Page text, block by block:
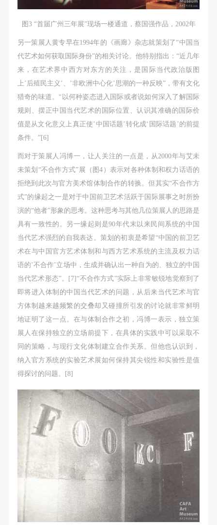
图3 “首届广州三年展”现场一楼通道，蔡国强作品，2002年
另一策展人黄专早在1994年的《画廊》杂志就策划了“中国当
代艺术如何获取国际身份”的相关讨论。他特别指出：“近几年
来，在艺术界中西方对东方的关注，是国际当代政治版图
上’后殖民主义’、’非欧洲中心化’思潮的一种反映”，带有文化
猎奇的味道。“以何种姿态进入国际或者说如何深入了解国际
规则、摆正中国当代艺术的国际位置、认识其准确的国际价
值是从文化意义上真正使’中国话题’转化成‘国际话题’的前提
条件。”[6]
而对于策展人冯博一，让人关注的一点是，从2000年与艾未
未策划“不合作方式”展（图4）表示对各种体制和权力话语的
拒绝到此次与官方美术馆体制合作的转换。但其实“不合作方
式”的缘起之一是对于中国前卫艺术活跃于国际展事之时所扮
演的“他者”形象的思考。这种思考与其他几位策展人的思路是
具有一致性的。另一缘起则是90年代末以来民间系统的中国
当代艺术强烈的自我表达。策划的初衷是希望“中国的前卫艺
术在与中国官方艺术体制和与西方艺术系统的主流及权力话
语的’不合作’立场中，生成并确认出一种自为的、独立的中国
当代艺术形态”。[7]“不合作方式”实际上非常敏锐地觉察到了
即将进入体制的中国当代艺术的问题，从后来当代艺术与官
方体制越来越频繁的交叠却又碰撞所引发的讨论就非常鲜明
地证明了这一点。在与体制合作之初，冯博一表示，独立策
展人在保持独立的立场前提下，在具体的实践中可以采取不
同的策略，与现行文化体制建立合作关系。但他也认识到，
纳入官方系统的实验艺术展如何保持其尖锐性和实验性是值
得探讨的问题。[8]